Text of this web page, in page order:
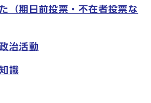
（期日前投票・不在者投票な
治活動
識